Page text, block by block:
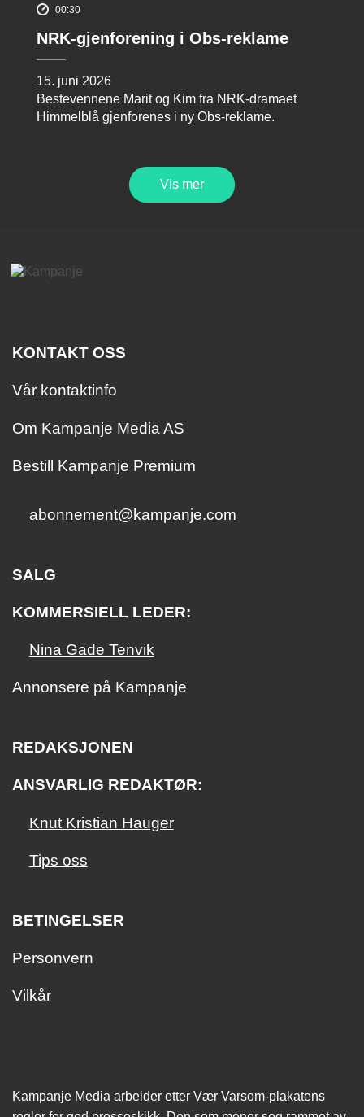
00:30
NRK-gjenforening i Obs-reklame
15. juni 2026
Bestevennene Marit og Kim fra NRK-dramaet
Himmelblå gjenforenes i ny Obs-reklame.
Vis mer
KONTAKT OSS
Vår kontaktinfo
Om Kampanje Media AS
Bestill Kampanje Premium
abonnement@kampanje.com
SALG
KOMMERSIELL LEDER:
Nina Gade Tenvik
Annonsere på Kampanje
REDAKSJONEN
ANSVARLIG REDAKTØR:
Knut Kristian Hauger
Tips oss
BETINGELSER
Personvern
Vilkår
Kampanje Media arbeider etter Vær Varsom-plakatens